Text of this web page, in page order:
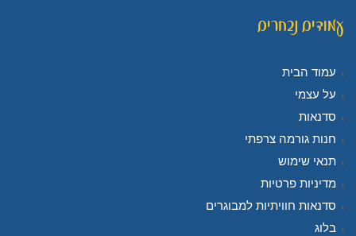
עמודים נבחרים
עמוד הבית
על עצמי
סדנאות
חנות גורמה צרפתי
תנאי שימוש
מדיניות פרטיות
סדנאות חוויתיות למבוגרים
בלוג